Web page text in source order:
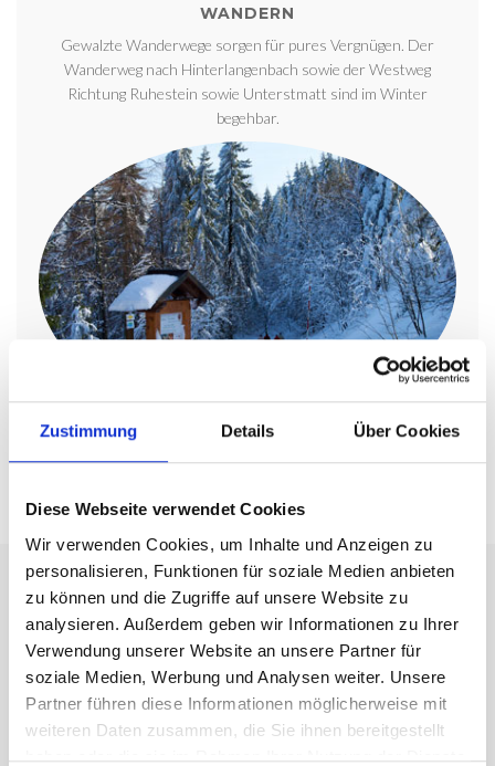
Zustimmung Details Über Cookies
Diese Webseite verwendet Cookies
Wir verwenden Cookies, um Inhalte und Anzeigen zu
personalisieren, Funktionen für soziale Medien anbieten
zu können und die Zugriffe auf unsere Website zu
analysieren. Außerdem geben wir Informationen zu Ihrer
Verwendung unserer Website an unsere Partner für
soziale Medien, Werbung und Analysen weiter. Unsere
Partner führen diese Informationen möglicherweise mit
weiteren Daten zusammen, die Sie ihnen bereitgestellt
haben oder die sie im Rahmen Ihrer Nutzung der Dienste
WANDERN
Gewalzte Wanderwege sorgen für pures Vergnügen. Der
Wanderweg nach Hinterlangenbach sowie der Westweg
Richtung Ruhestein sowie Unterstmatt sind im Winter
begehbar.
SOMMERAKTIVITÄTEN